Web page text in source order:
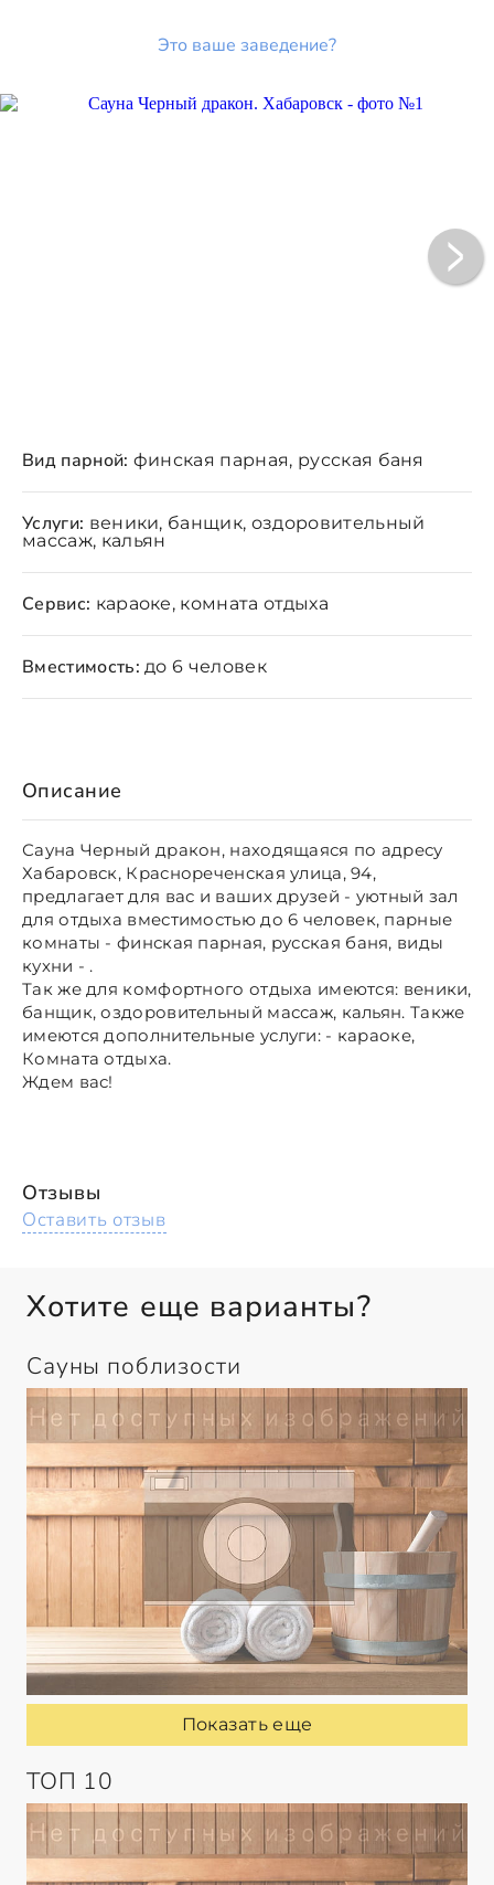
Это ваше заведение?
Описание
Сауна Черный дракон, находящаяся по адресу
Хабаровск, Краснореченская улица, 94,
предлагает для вас и ваших друзей - уютный зал
для отдыха вместимостью до 6 человек, парные
комнаты - финская парная, русская баня, виды
кухни - .
Так же для комфортного отдыха имеются: веники,
банщик, оздоровительный массаж, кальян. Также
имеются дополнительные услуги: - караоке,
Комната отдыха.
Ждем вас!
Вид парной: финская парная, русская баня
Услуги: веники, банщик, оздоровительный
массаж, кальян
Сервис: караоке, комната отдыха
Вместимость: до 6 человек
Отзывы
Оставить отзыв
Хотите еще варианты?
Сауны поблизости
Показать еще
ТОП 10